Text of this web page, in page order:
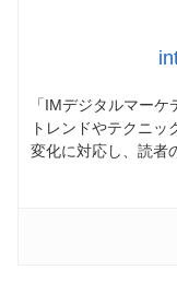
「IMデジタルマー
トレンドやテクニ
変化に対応し、読者